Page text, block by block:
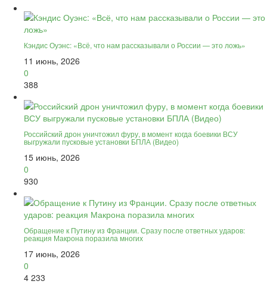
Кэндис Оуэнс: «Всё, что нам рассказывали о России — это ложь»
11 июнь, 2026
0
388
Российский дрон уничтожил фуру, в момент когда боевики ВСУ
выгружали пусковые установки БПЛА (Видео)
15 июнь, 2026
0
930
Обращение к Путину из Франции. Сразу после ответных ударов:
реакция Макрона поразила многих
17 июнь, 2026
0
4 233